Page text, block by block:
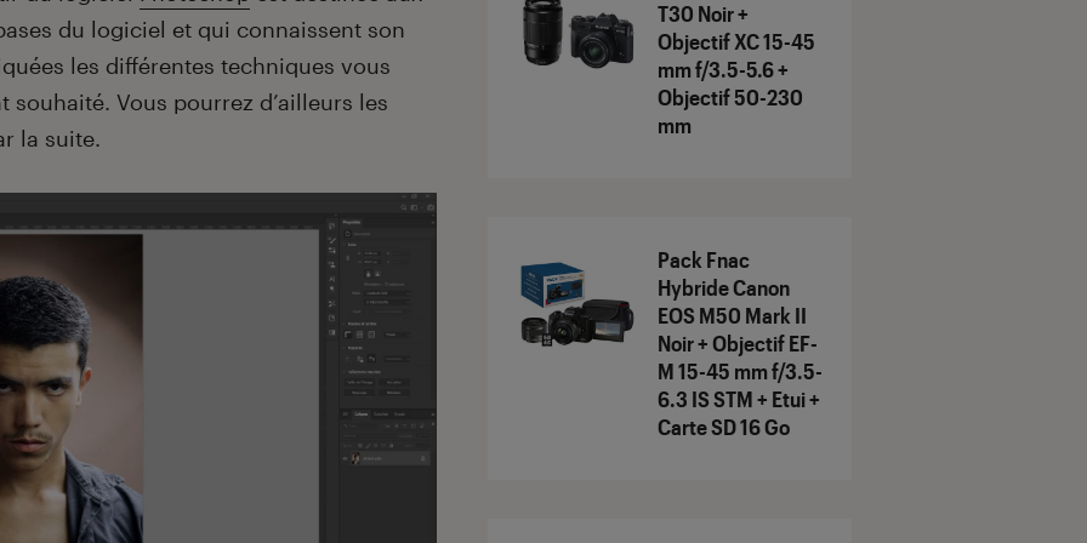
du logiciel et qui connaissent son
les différentes techniques vous
souhaité. Vous pourrez d’ailleurs les
la suite.
T30 Noir +
Objectif XC 15-45
mm f/3.5-5.6 +
Objectif 50-230
mm
Pack Fnac
Hybride Canon
EOS M50 Mark II
Noir + Objectif EF-
M 15-45 mm f/3.5-
6.3 IS STM + Etui +
Carte SD 16 Go